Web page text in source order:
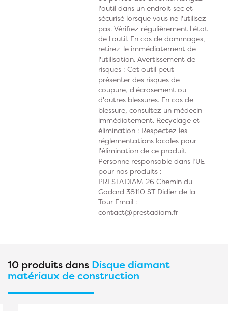
l'outil dans un endroit sec et
sécurisé lorsque vous ne l'utilisez
pas. Vérifiez régulièrement l'état
de l'outil. En cas de dommages,
retirez-le immédiatement de
l'utilisation. Avertissement de
risques : Cet outil peut
présenter des risques de
coupure, d'écrasement ou
d'autres blessures. En cas de
blessure, consultez un médecin
immédiatement. Recyclage et
élimination : Respectez les
réglementations locales pour
l'élimination de ce produit
Personne responsable dans l’UE
pour nos produits :
PRESTA'DIAM 26 Chemin du
Godard 38110 ST Didier de la
Tour Email :
contact@prestadiam.fr
10 produits dans Disque diamant
matériaux de construction